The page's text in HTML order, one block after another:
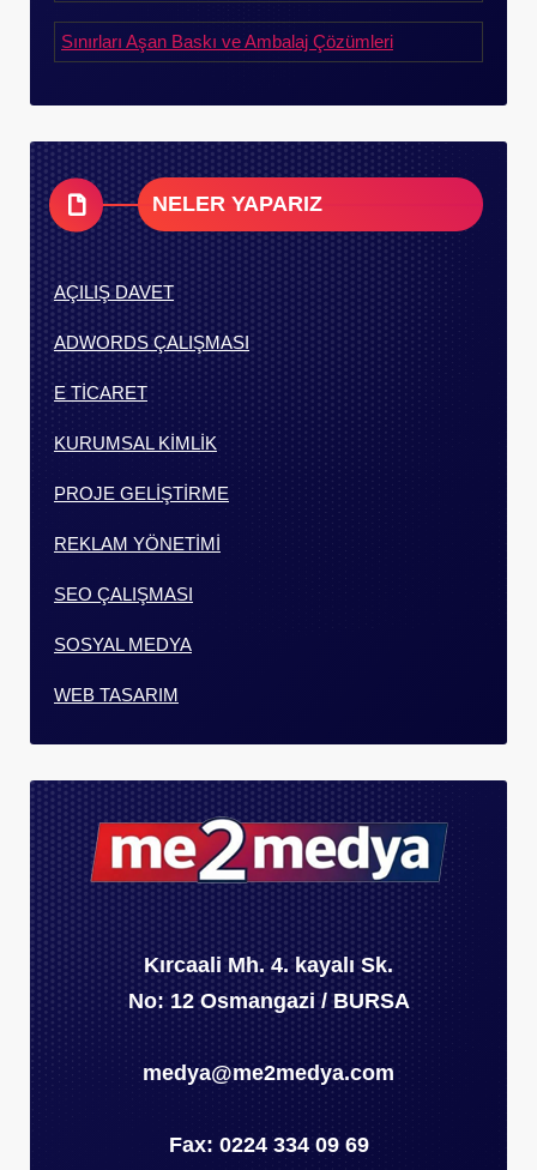
Sınırları Aşan Baskı ve Ambalaj Çözümleri
NELER YAPARIZ
AÇILIŞ DAVET
ADWORDS ÇALIŞMASI
E TİCARET
KURUMSAL KİMLİK
PROJE GELİŞTİRME
REKLAM YÖNETİMİ
SEO ÇALIŞMASI
SOSYAL MEDYA
WEB TASARIM
Kırcaali Mh. 4. kayalı Sk.
No: 12 Osmangazi / BURSA
medya@me2medya.com
Fax: 0224 334 09 69